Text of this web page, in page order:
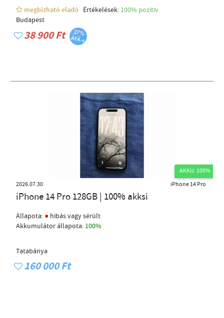
megbízható eladó Értékelések: 100% pozítiv
Budapest
38 900 Ft
AKKU: 100%
2026.07.30
iPhone 14 Pro
iPhone 14 Pro 128GB | 100% akksi
Állapota: ● hibás vagy sérült
Akkumulátor állapota: 100%
Tatabánya
160 000 Ft